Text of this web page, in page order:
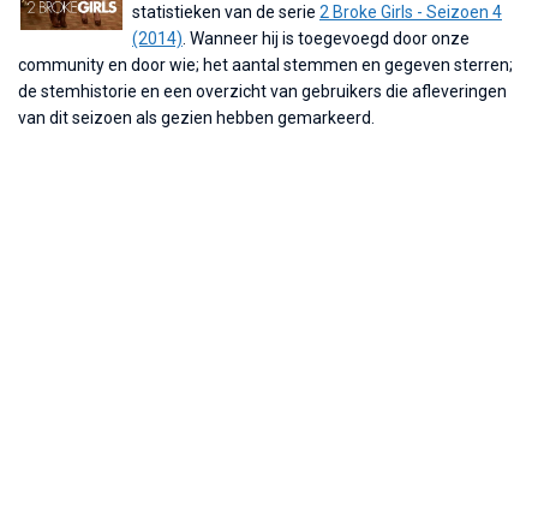
statistieken van de serie 2 Broke Girls - Seizoen 4
(2014) . Wanneer hij is toegevoegd door onze
community en door wie; het aantal stemmen en gegeven sterren;
de stemhistorie en een overzicht van gebruikers die afleveringen
van dit seizoen als gezien hebben gemarkeerd.